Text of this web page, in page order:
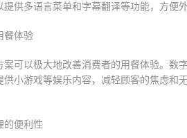
提供多语言菜单和字幕翻译等功能，方便
餐体验
案可以极大地改善消费者的用餐体验。数
供小游戏等娱乐内容，减轻顾客的焦虑和
的便利性